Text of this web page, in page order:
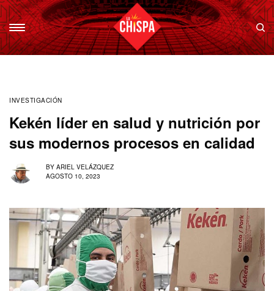
INVESTIGACIÓN
Kekén líder en salud y nutrición por
sus modernos procesos en calidad
BY ARIEL VELÁZQUEZ
AGOSTO 10, 2023